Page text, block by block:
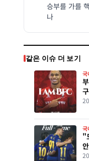
승부를 가를
나
같은 이슈 더 보기
국
국
"